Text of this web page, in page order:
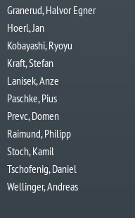
Granerud, Halvor Egner
Hoerl, Jan
Kobayashi, Ryoyu
Kraft, Stefan
Lanisek, Anze
Paschke, Pius
Prevc, Domen
Raimund, Philipp
Stoch, Kamil
Tschofenig, Daniel
Wellinger, Andreas